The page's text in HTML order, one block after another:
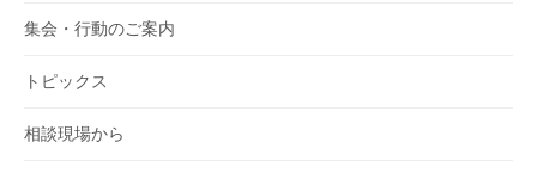
集会・行動のご案内
トピックス
相談現場から